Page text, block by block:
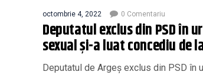
octombrie 4, 2022 0 Comentariu
Deputatul exclus din PSD în
sexual și-a luat concediu de
Deputatul de Argeș exclus din PSD în